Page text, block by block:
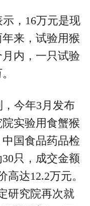
，16万元是现
来，试验用猴
内，一只试验
今年3月发布
实验用食蟹猴
国食品药品检
只，成交金额
达12.2万元。
研究院再次就